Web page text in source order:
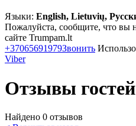
Языки: English, Lietuvių,
Пожалуйста, сообщите, что вы
сайте Trumpam.lt
+37065691979Звонить
Viber
Отзывы гостей
Найдено 0 отзывов